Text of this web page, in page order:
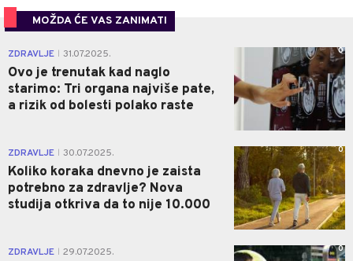
MOŽDA ĆE VAS ZANIMATI
ZDRAVLJE 31.07.2025.
Ovo je trenutak kad naglo
starimo: Tri organa najviše pate,
a rizik od bolesti polako raste
0
ZDRAVLJE 30.07.2025.
Koliko koraka dnevno je zaista
potrebno za zdravlje? Nova
studija otkriva da to nije 10.000
0
ZDRAVLJE 29.07.2025. 0